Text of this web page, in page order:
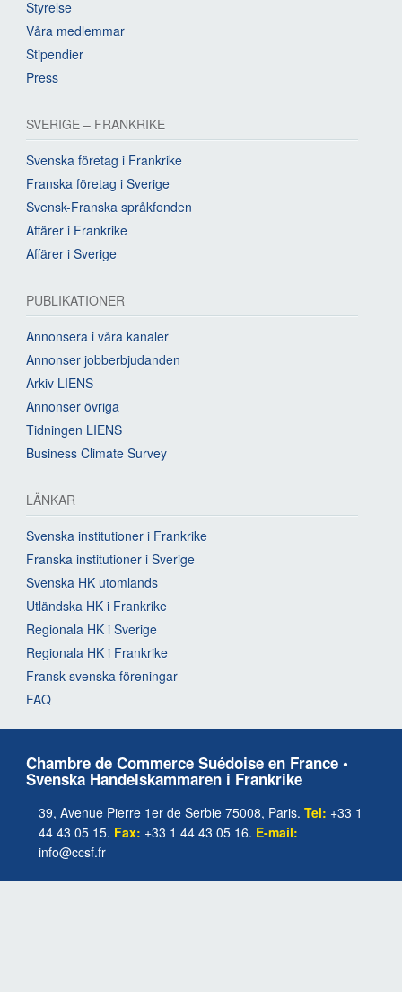
Styrelse
Våra medlemmar
Stipendier
Press
SVERIGE – FRANKRIKE
Svenska företag i Frankrike
Franska företag i Sverige
Svensk-Franska språkfonden
Affärer i Frankrike
Affärer i Sverige
PUBLIKATIONER
Annonsera i våra kanaler
Annonser jobberbjudanden
Arkiv LIENS
Annonser övriga
Tidningen LIENS
Business Climate Survey
LÄNKAR
Svenska institutioner i Frankrike
Franska institutioner i Sverige
Svenska HK utomlands
Utländska HK i Frankrike
Regionala HK i Sverige
Regionala HK i Frankrike
Fransk-svenska föreningar
FAQ
Chambre de Commerce Suédoise en France •
Svenska Handelskammaren i Frankrike
39, Avenue Pierre 1er de Serbie 75008, Paris. Tel: +33 1
44 43 05 15. Fax: +33 1 44 43 05 16. E-mail:
info@ccsf.fr